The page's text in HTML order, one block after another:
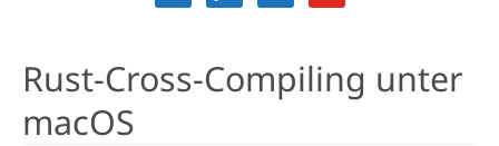
Rust-Cross-Compiling unter
macOS